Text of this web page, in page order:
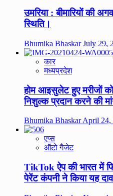
उमरिया : बीमारियों की
स्थिति।
Bhumika BhaskarJuly 29,
कार
मध्यप्रदेश
होम आइसुलेट हुए मरीजों
निशुल्क प्रदान करने की
Bhumika BhaskarApril 24,
एप्स
ऑटो गैजेट
TikTok ऐप की भारत में
पेरेंट कंपनी ने किया यह